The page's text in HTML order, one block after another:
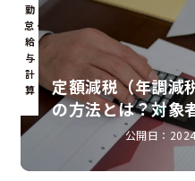
勤
怠・
給
与
計
算
定額減税（年調減
の方法とは？対象
公開日：